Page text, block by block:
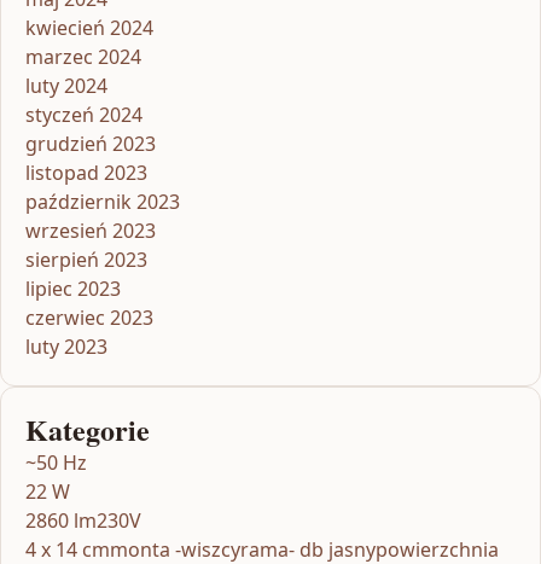
kwiecień 2024
marzec 2024
luty 2024
styczeń 2024
grudzień 2023
listopad 2023
październik 2023
wrzesień 2023
sierpień 2023
lipiec 2023
czerwiec 2023
luty 2023
Kategorie
~50 Hz
22 W
2860 lm230V
4 x 14 cmmonta -wiszcyrama- db jasnypowierzchnia